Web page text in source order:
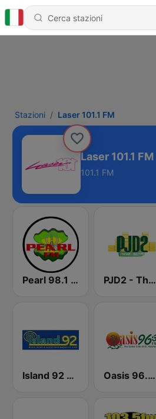
Stazioni Laser 101.1 FM
Laser 101.1 FM
101.1 FM
Pearl 98.1 FM PJD2 - The Voice of St.Maarten
Island 92 FM Oasis 96.3 FM